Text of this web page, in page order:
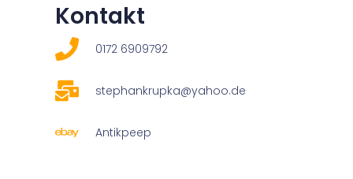
Kontakt
0172 6909792
stephankrupka@yahoo.de
Antikpeep